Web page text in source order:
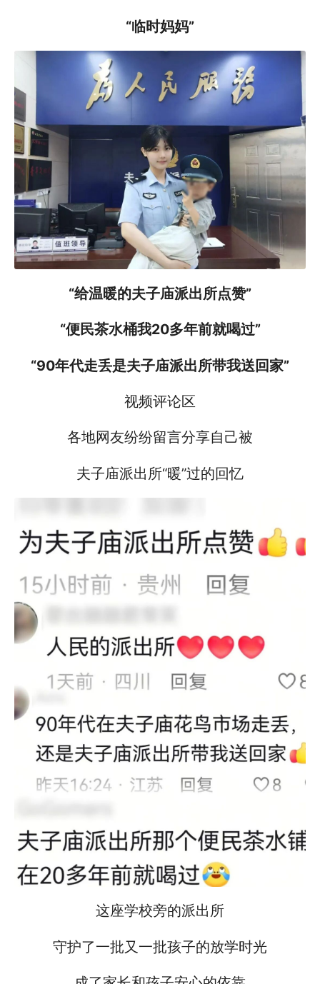
“临时妈妈”
“给温暖的夫子庙派出所点赞”
“便民茶水桶我20多年前就喝过”
“90年代走丢是夫子庙派出所带我送回家”
视频评论区
各地网友纷纷留言分享自己被
夫子庙派出所“暖”过的回忆
这座学校旁的派出所
守护了一批又一批孩子的放学时光